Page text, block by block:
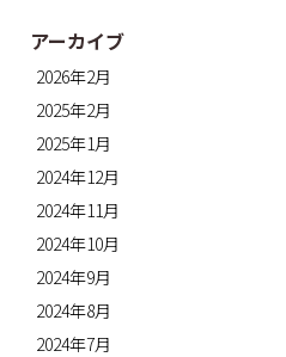
アーカイブ
2026年2月
2025年2月
2025年1月
2024年12月
2024年11月
2024年10月
2024年9月
2024年8月
2024年7月